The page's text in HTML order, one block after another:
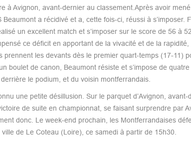
à Avignon, avant-dernier au classement.Après avoir
Beaumont a récidivé et a, cette fois-ci, réussi à
un excellent match et s’imposer sur le score de 56 à
ce déficit en apportant de la vivacité et de la
prennent les devants dès le premier quart-temps (17-11)
boulet de canon, Beaumont résiste et s’impose de
le podium, et du voisin montferrandais.
une petite désillusion. Sur le parquet d’Avignon,
de suite en championnat, se faisant surprendre par
donc. Le week-end prochain, les Montferrandaises
de Le Coteau (Loire), ce samedi à partir de 15h30.